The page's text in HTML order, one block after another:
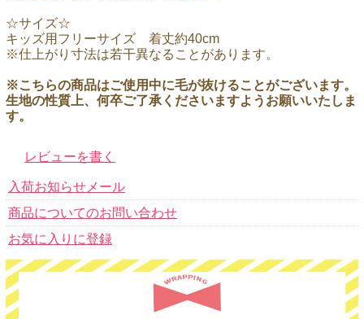
☆サイズ☆
キッズ用フリーサイズ 着丈約40cm
※仕上がり寸法は若干異なることがあります。
※こちらの商品はご使用中に毛が抜けることがございます。
生地の性質上、何卒ご了承くださいますようお願いいたしま
す。
レビューを書く
入荷お知らせメール
商品についてのお問い合わせ
お気に入りに登録